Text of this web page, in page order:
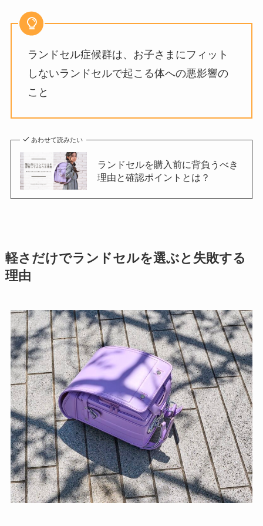
ランドセル症候群は、お子さまにフィット
しないランドセルで起こる体への悪影響の
こと
あわせて読みたい
ランドセルを購入前に背負うべき
理由と確認ポイントとは？
軽さだけでランドセルを選ぶと失敗する
理由